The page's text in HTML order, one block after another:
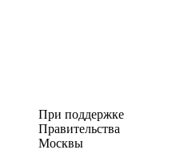
При поддержке
Правительства
Москвы